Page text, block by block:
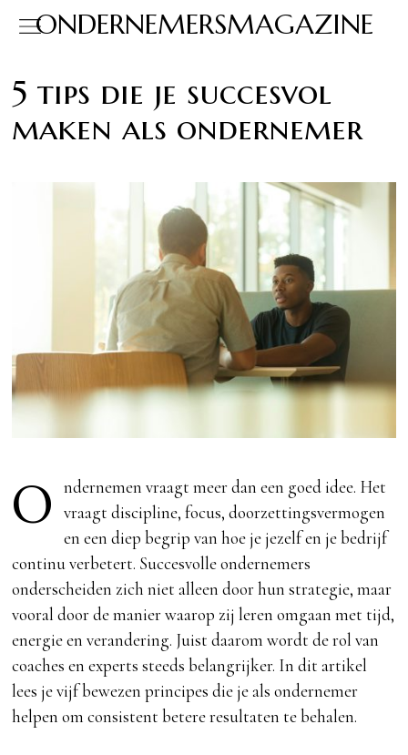
ONDERNEMERSMAGAZINE
5 tips die je succesvol
maken als ondernemer
O
ndernemen vraagt meer dan een goed idee. Het
vraagt discipline, focus, doorzettingsvermogen
en een diep begrip van hoe je jezelf en je bedrijf
continu verbetert. Succesvolle ondernemers
onderscheiden zich niet alleen door hun strategie, maar
vooral door de manier waarop zij leren omgaan met tijd,
energie en verandering. Juist daarom wordt de rol van
coaches en experts steeds belangrijker. In dit artikel
lees je vijf bewezen principes die je als ondernemer
helpen om consistent betere resultaten te behalen.